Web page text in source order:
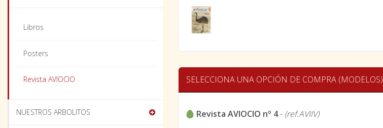
SELECCIONA UNA OPCIÓN DE COMPRA (MODELOS)
Revista AVIOCIO nº 4- (ref.AVIIV)
Libros
Posters
Revista AVIOCIO
NUESTROS ARBOLITOS